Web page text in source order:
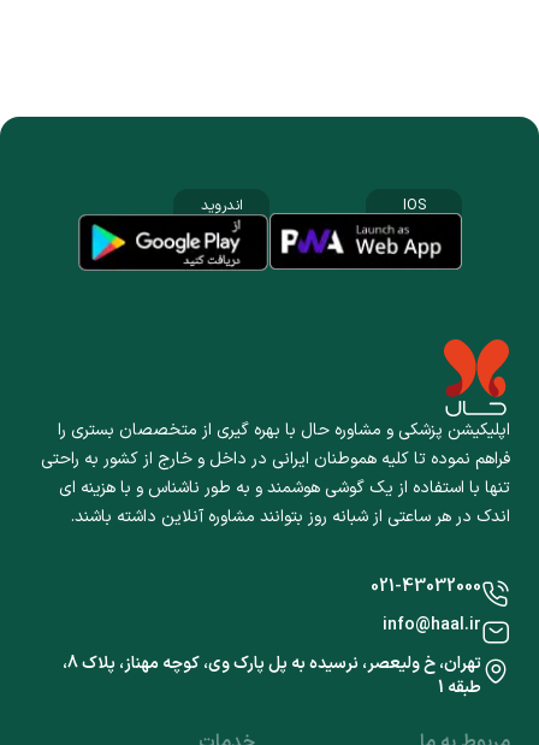
اپلیکیشن پزشکی و مشاوره حال با بهره گیری از متخصصان بستری را
فراهم نموده تا کلیه هموطنان ایرانی در داخل و خارج از کشور به راحتی
تنها با استفاده از یک گوشی هوشمند و به طور ناشناس و با هزینه ای
اندک در هر ساعتی از شبانه روز بتوانند مشاوره آنلاین داشته باشند.
IOS اندروید
021-43032000
info@haal.ir
تهران، خ ولیعصر، نرسیده به پل پارک وی، کوچه مهناز، پلاک 8،
طبقه 1